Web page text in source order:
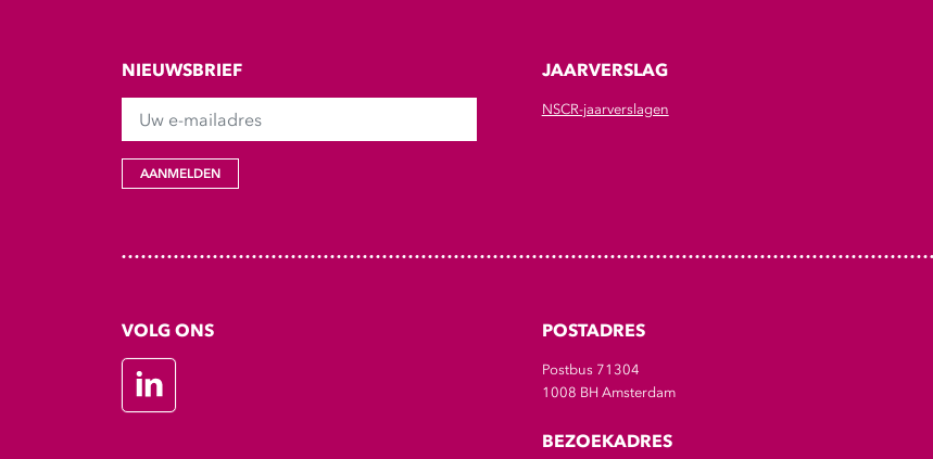
NIEUWSBRIEF
AANMELDEN
JAARVERSLAG
NSCR-jaarverslagen
VOLG ONS
LinkedIn
POSTADRES
Postbus 71304
1008 BH Amsterdam
BEZOEKADRES